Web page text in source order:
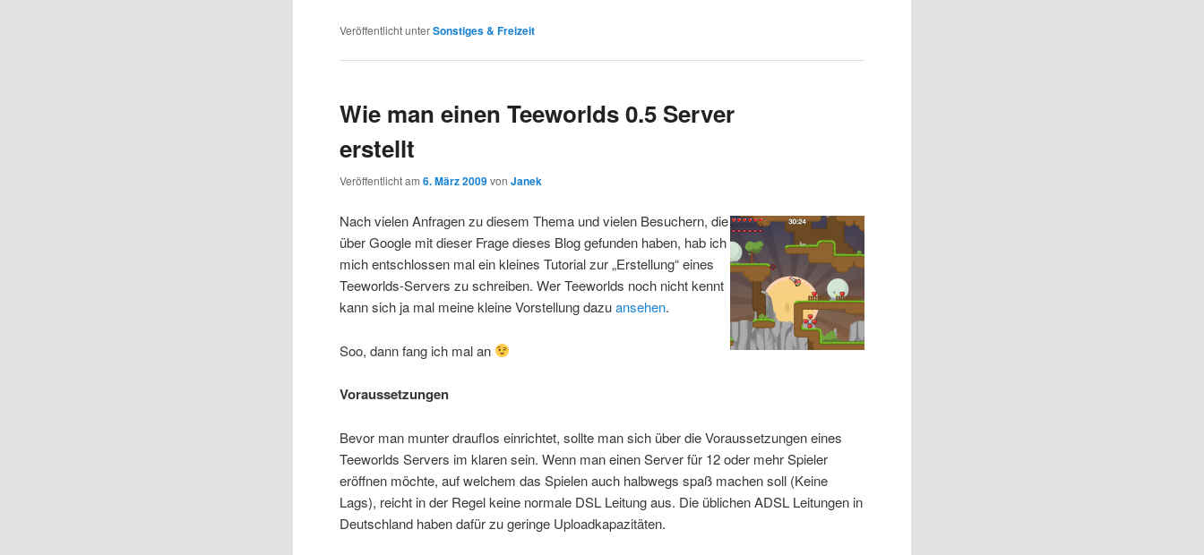
Veröffentlicht unter Sonstiges & Freizeit
Wie man einen Teeworlds 0.5 Server
erstellt
Veröffentlicht am6. März 2009 vonJanek
Nach vielen Anfragen zu diesem Thema und vielen Besuchern, die
über Google mit dieser Frage dieses Blog gefunden haben, hab ich
mich entschlossen mal ein kleines Tutorial zur „Erstellung“ eines
Teeworlds-Servers zu schreiben. Wer Teeworlds noch nicht kennt
kann sich ja mal meine kleine Vorstellung dazuansehen.
Soo, dann fang ich mal an
Voraussetzungen
Bevor man munter drauflos einrichtet, sollte man sich über die Voraussetzungen eines
Teeworlds Servers im klaren sein. Wenn man einen Server für 12 oder mehr Spieler
eröffnen möchte, auf welchem das Spielen auch halbwegs spaß machen soll (Keine
Lags), reicht in der Regel keine normale DSL Leitung aus. Die üblichen ADSL Leitungen in
Deutschland haben dafür zu geringe Uploadkapazitäten.